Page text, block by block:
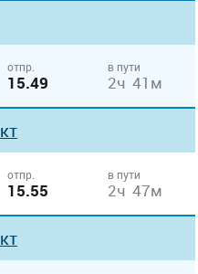
отпр.
15.49
в пути
2ч 41м
отпр.
15.55
в пути
2ч 47м